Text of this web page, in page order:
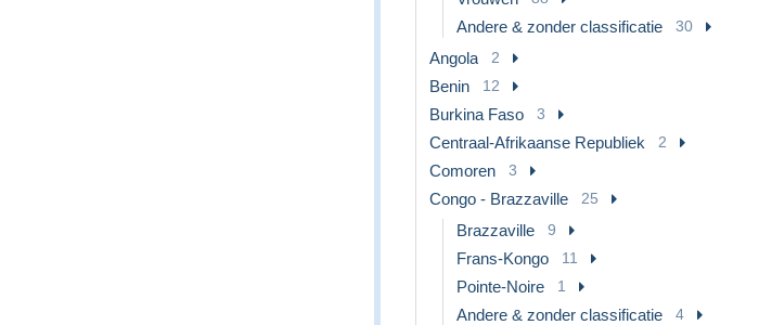
Andere & zonder classificatie 30
Angola 2
Benin 12
Burkina Faso 3
Centraal-Afrikaanse Republiek 2
Comoren 3
Congo - Brazzaville 25
Brazzaville 9
Frans-Kongo 11
Pointe-Noire 1
Andere & zonder classificatie 4